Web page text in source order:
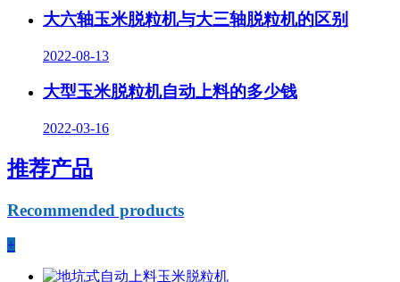
大六轴玉米脱粒机与大三轴脱粒机的区别
2022-08-13
大型玉米脱粒机自动上料的多少钱
2022-03-16
推荐产品
Recommended products
+